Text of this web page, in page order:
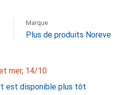
Marque
Plus de produits Noreve
mer, 14/10
est disponible plus tôt